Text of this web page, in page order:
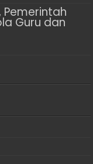
Pemerintah
Guru dan